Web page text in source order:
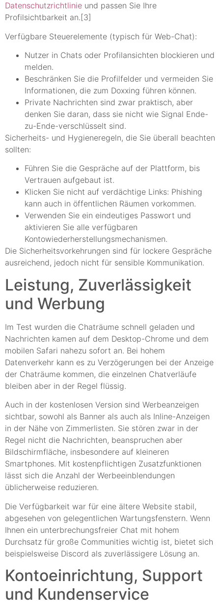
Datenschutzrichtlinie und passen Sie Ihre
Profilsichtbarkeit an.[3]
Verfügbare Steuerelemente (typisch für Web-Chat):
Nutzer in Chats oder Profilansichten blockieren und
melden.
Beschränken Sie die Profilfelder und vermeiden Sie
Informationen, die zum Doxxing führen können.
Private Nachrichten sind zwar praktisch, aber
denken Sie daran, dass sie nicht wie Signal Ende-
zu-Ende-verschlüsselt sind.
Sicherheits- und Hygieneregeln, die Sie überall beachten
sollten:
Führen Sie die Gespräche auf der Plattform, bis
Vertrauen aufgebaut ist.
Klicken Sie nicht auf verdächtige Links: Phishing
kann auch in öffentlichen Räumen vorkommen.
Verwenden Sie ein eindeutiges Passwort und
aktivieren Sie alle verfügbaren
Kontowiederherstellungsmechanismen.
Die Sicherheitsvorkehrungen sind für lockere Gespräche
ausreichend, jedoch nicht für sensible Kommunikation.
Leistung, Zuverlässigkeit
und Werbung
Im Test wurden die Chaträume schnell geladen und
Nachrichten kamen auf dem Desktop-Chrome und dem
mobilen Safari nahezu sofort an. Bei hohem
Datenverkehr kann es zu Verzögerungen bei der Anzeige
der Chaträume kommen, die einzelnen Chatverläufe
bleiben aber in der Regel flüssig.
Auch in der kostenlosen Version sind Werbeanzeigen
sichtbar, sowohl als Banner als auch als Inline-Anzeigen
in der Nähe von Zimmerlisten. Sie stören zwar in der
Regel nicht die Nachrichten, beanspruchen aber
Bildschirmfläche, insbesondere auf kleineren
Smartphones. Mit kostenpflichtigen Zusatzfunktionen
lässt sich die Anzahl der Werbeeinblendungen
üblicherweise reduzieren.
Die Verfügbarkeit war für eine ältere Website stabil,
abgesehen von gelegentlichen Wartungsfenstern. Wenn
Ihnen ein unterbrechungsfreier Chat mit hohem
Durchsatz für große Communities wichtig ist, bietet sich
beispielsweise Discord als zuverlässigere Lösung an.
Kontoeinrichtung, Support
und Kundenservice